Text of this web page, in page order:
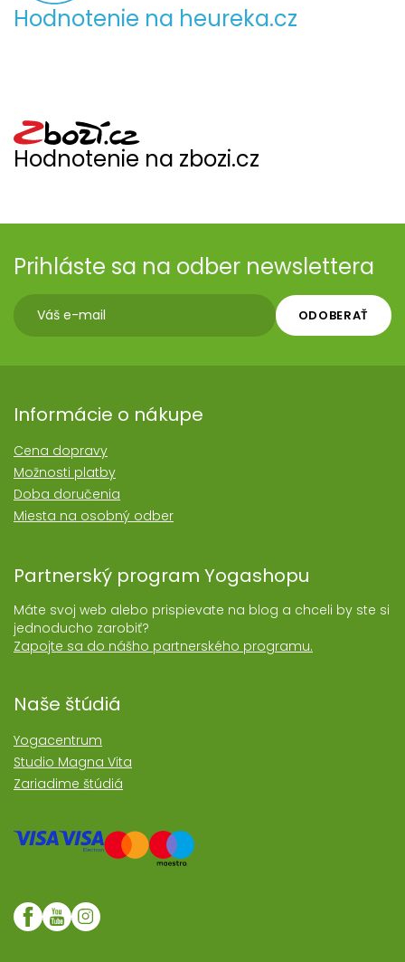
Hodnotenie na heureka.cz
Hodnotenie na zbozi.cz
Prihláste sa na odber newslettera
ODOBERAŤ
Informácie o nákupe
Cena dopravy
Možnosti platby
Doba doručenia
Miesta na osobný odber
Partnerský program Yogashopu
Máte svoj web alebo prispievate na blog a chceli by ste si
jednoducho zarobiť?
Zapojte sa do nášho partnerského programu.
Naše štúdiá
Yogacentrum
Studio Magna Vita
Zariadime štúdiá